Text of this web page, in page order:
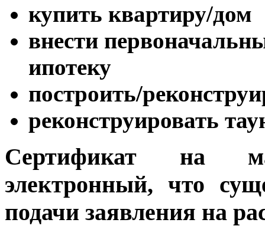
купить квартиру/дом
внести
ипотеку
построить/
реконструировать
Сертификат на
электронный, что
подачи заявления на